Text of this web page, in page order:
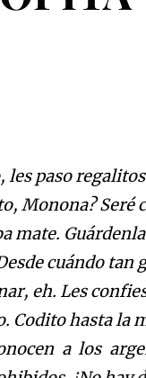
les paso
Monona? Seré
mate. Guá
cuándo tan
, eh. Les
Codito hasta la
a los